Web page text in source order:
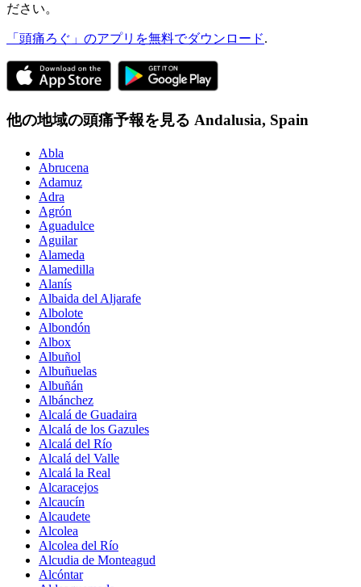
ださい。
「頭痛ろぐ」のアプリを無料でダウンロード.
他の地域の頭痛予報を見る Andalusia, Spain
Abla
Abrucena
Adamuz
Adra
Agrón
Aguadulce
Aguilar
Alameda
Alamedilla
Alanís
Albaida del Aljarafe
Albolote
Albondón
Albox
Albuñol
Albuñuelas
Albuñán
Albánchez
Alcalá de Guadaira
Alcalá de los Gazules
Alcalá del Río
Alcalá del Valle
Alcalá la Real
Alcaracejos
Alcaucín
Alcaudete
Alcolea
Alcolea del Río
Alcudia de Monteagud
Alcóntar